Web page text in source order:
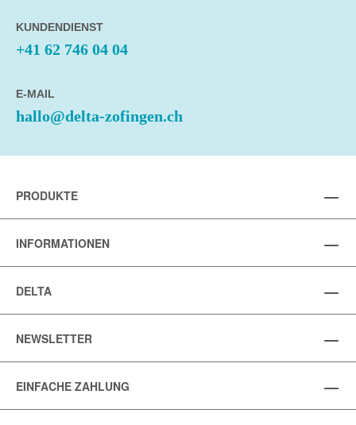
KUNDENDIENST
+41 62 746 04 04
E-MAIL
hallo@delta-zofingen.ch
PRODUKTE
INFORMATIONEN
DELTA
NEWSLETTER
EINFACHE ZAHLUNG